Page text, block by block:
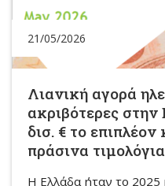
21/05/2026
Λιανική αγορά
ακριβότερες
δισ. € το
πράσινα τιμολόγια
Η Ελλάδα ήταν το 2025